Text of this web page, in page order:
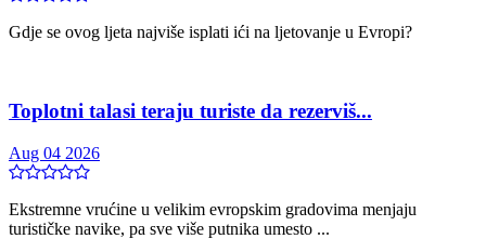
Gdje se ovog ljeta najviše isplati ići na ljetovanje u Evropi?
Toplotni talasi teraju turiste da rezerviš...
Aug 04 2026
Ekstremne vrućine u velikim evropskim gradovima menjaju
turističke navike, pa sve više putnika umesto ...